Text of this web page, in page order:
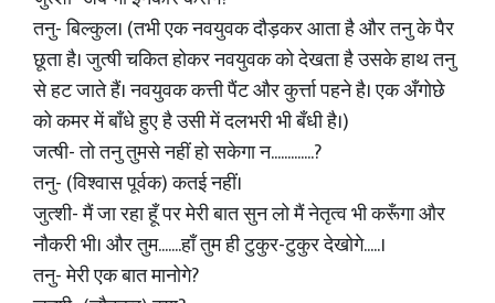
तनु- बिल्कुल। (तभी एक नवयुवक दौड़कर आता है और तनु के पैर
छूता है। जुत्षी चकित होकर नवयुवक को देखता है उसके हाथ तनु
से हट जाते हैं। नवयुवक कत्ती पैंट और कुर्त्ता पहने है। एक अँगोछे
को कमर में बाँधे हुए है उसी में दलभरी भी बँधी है।)
जत्षी- तो तनु तुमसे नहीं हो सकेगा न.............?
तनु- (विश्वास पूर्वक) कतई नहीं।
जुत्शी- मैं जा रहा हूँ पर मेरी बात सुन लो मैं नेतृत्व भी करूँगा और
नौकरी भी। और तुम.......हाँ तुम ही टुकुर-टुकुर देखोगे.....।
तनु- मेरी एक बात मानोगे?